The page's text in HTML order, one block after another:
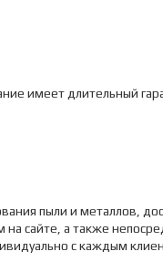
имеет длительный
пыли и металлов,
сайте, а также
с каждым